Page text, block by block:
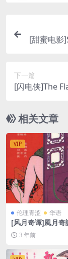
[甜蜜电影
下一篇
[闪电侠]The
相关文章
VIP
伦理青涩 华语
[风月奇谭]風月奇
度网盘+迅雷云盘
超清未删减
文字幕]
3 年前